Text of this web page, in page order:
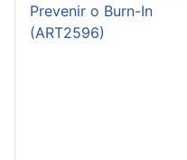
Prevenir o Burn-In
(ART2596)